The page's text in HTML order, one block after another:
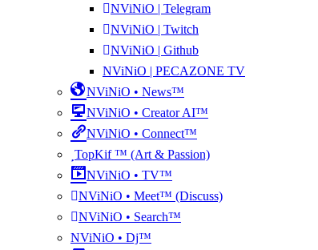
NViNiO | Telegram
NViNiO | Twitch
NViNiO | Github
NViNiO | PECAZONE TV
NViNiO • News™
NViNiO • Creator AI™
NViNiO • Connect™
TopKif ™ (Art & Passion)
NViNiO • TV™
NViNiO • Meet™ (Discuss)
NViNiO • Search™
NViNiO • Dj™